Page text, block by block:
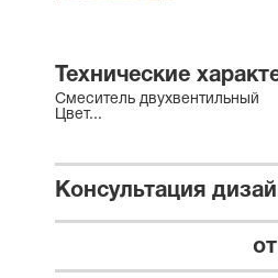
Технические
Смеситель двухвентильный
Цвет...
Консультация